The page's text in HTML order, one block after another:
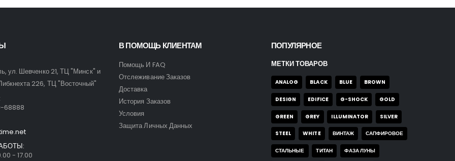
ул. Шевченко 21, ТЦ "Минск" и
226, ТЦ "Восточный"
68888
- 17.00
В ПОМОЩЬ КЛИЕНТАМ
Помощь И FAQ
Отслеживание Заказов
Доставка
История Заказов
Условия
Защита Личных Данных
ПОПУЛЯРНОЕ
МЕТКИ ТОВАРОВ
ANALOG BLACK BLUE BROWN
DESIGN EDIFICE G-SHOCK GOLD
GREEN GREY ILLUMINATOR SILVER
STEEL WHITE ВИНТАЖ САПФИРОВОЕ
СТАЛЬНЫЕ ТИТАН ФАЗА ЛУНЫ